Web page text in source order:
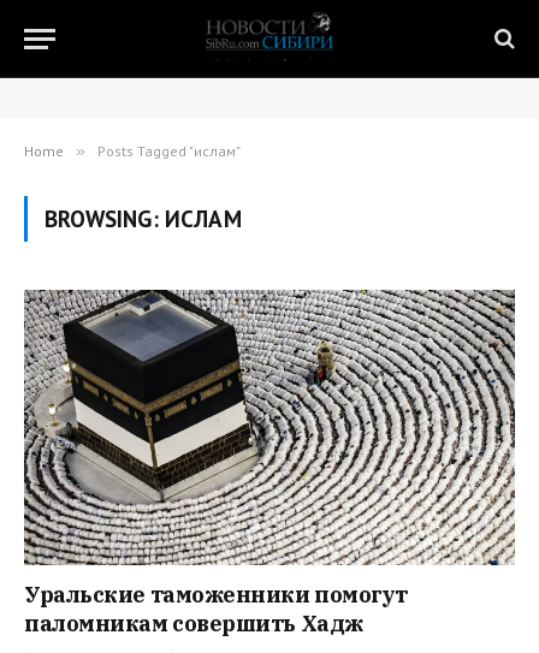
Home » Posts Tagged "ислам"
BROWSING: ИСЛАМ
Уральские таможенники помогут
паломникам совершить Хадж